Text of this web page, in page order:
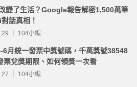
變了生活？Google報告解密1,500萬筆
話真相！
｜ 104小編
6月統一發票中獎號碼，千萬獎號38548
票兌獎期限、如何領獎一次看
｜ 104小編